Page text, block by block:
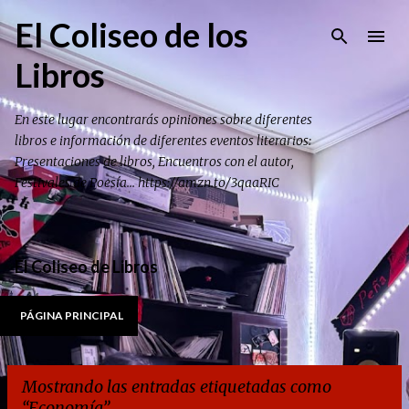
Ir al contenido principal
El Coliseo de los
Libros
En este lugar encontrarás opiniones sobre diferentes
libros e información de diferentes eventos literarios:
Presentaciones de libros, Encuentros con el autor,
Festivales de Poesía... https://amzn.to/3qaaRIC
El Coliseo de Libros
PÁGINA PRINCIPAL
Mostrando las entradas etiquetadas como